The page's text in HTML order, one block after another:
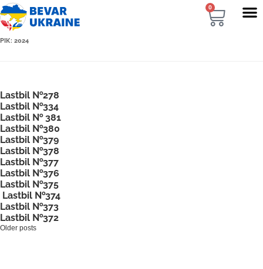
0
РІК: 2024
Lastbil №278
Lastbil №334
Lastbil № 381
Lastbil №380
Lastbil №379
Lastbil №378
Lastbil №377
Lastbil №376
Lastbil №375
Lastbil №374
Lastbil №373
Lastbil №372
Older posts